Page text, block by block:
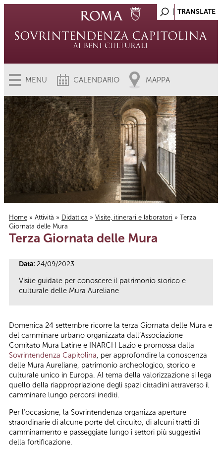
MENU CALENDARIO MAPPA
Tu sei qui
Home » Attività » Didattica » Visite, itinerari e laboratori » Terza
Giornata delle Mura
Terza Giornata delle Mura
Data: 24/09/2023
Visite guidate per conoscere il patrimonio storico e
culturale delle Mura Aureliane
Domenica 24 settembre ricorre la terza Giornata delle Mura e
del camminare urbano organizzata dall’Associazione
Comitato Mura Latine e INARCH Lazio e promossa dalla
Sovrintendenza Capitolina, per approfondire la conoscenza
delle Mura Aureliane, patrimonio archeologico, storico e
culturale unico in Europa. Al tema della valorizzazione si lega
quello della riappropriazione degli spazi cittadini attraverso il
camminare lungo percorsi inediti.
Per l’occasione, la Sovrintendenza organizza aperture
straordinarie di alcune porte del circuito, di alcuni tratti di
camminamento e passeggiate lungo i settori più suggestivi
della fortificazione.